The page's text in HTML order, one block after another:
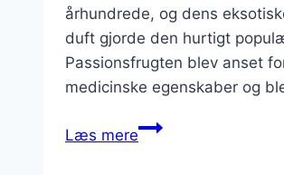
århundrede, og dens
duft gjorde den hurtigt
Passionsfrugten blev anset
medicinske egenskaber og
Læs merePassionsfrugt